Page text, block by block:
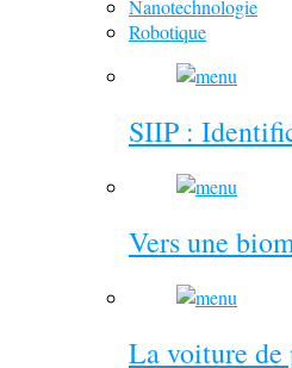
Nanotechnologie
Robotique
SIIP :
Vers une
La voiture de